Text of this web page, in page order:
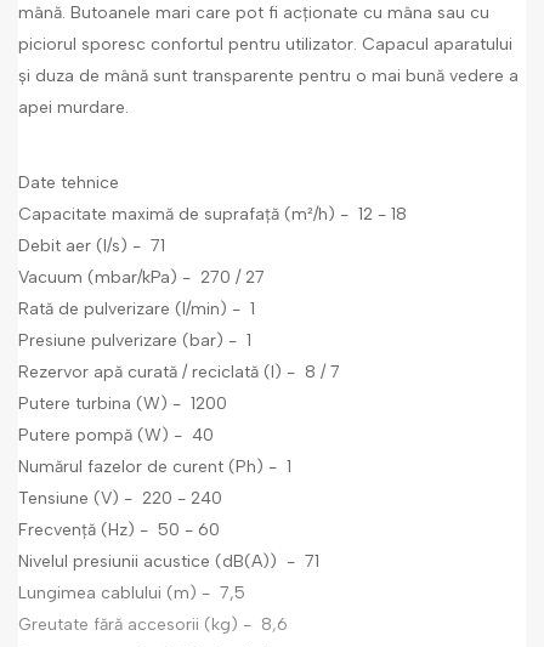
mână. Butoanele mari care pot fi acționate cu mâna sau cu
piciorul sporesc confortul pentru utilizator. Capacul aparatului
și duza de mână sunt transparente pentru o mai bună vedere a
apei murdare.
Date tehnice
Capacitate maximă de suprafață (m²/h) - 12 - 18
Debit aer (l/s) - 71
Vacuum (mbar/kPa) - 270 / 27
Rată de pulverizare (l/min) - 1
Presiune pulverizare (bar) - 1
Rezervor apă curată / reciclată (l) - 8 / 7
Putere turbina (W) - 1200
Putere pompă (W) - 40
Numărul fazelor de curent (Ph) - 1
Tensiune (V) - 220 - 240
Frecvență (Hz) - 50 - 60
Nivelul presiunii acustice (dB(A)) - 71
Lungimea cablului (m) - 7,5
Greutate fără accesorii (kg) - 8,6